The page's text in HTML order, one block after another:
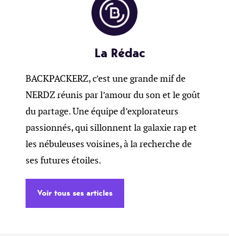
La Rédac
BACKPACKERZ, c’est une grande mif de
NERDZ réunis par l’amour du son et le goût
du partage. Une équipe d’explorateurs
passionnés, qui sillonnent la galaxie rap et
les nébuleuses voisines, à la recherche de
ses futures étoiles.
Voir tous ses articles